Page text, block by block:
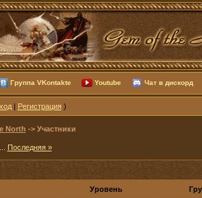
Группа VKontakte Youtube Чат в дискорд
| Регистрация)
North -> Участники
Последняя »
Уровень